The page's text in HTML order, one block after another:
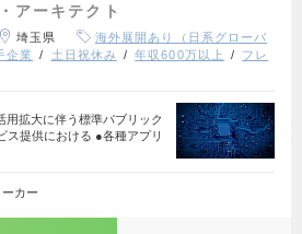
アーキテクト
埼玉県
海外展開あり（日系グローバ
企業 土日祝休み 年収600万以上
フレ
用拡大に伴う標準パブリック
ス提供における ●各種アプリ
カー